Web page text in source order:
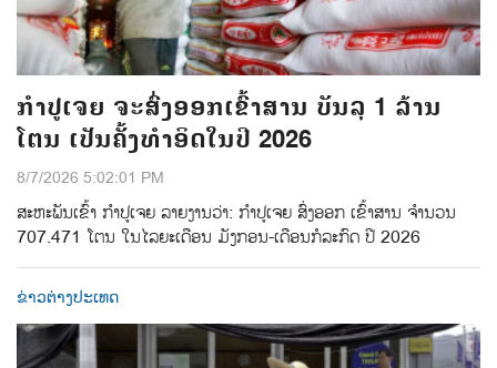
ກຳປູເຈຍ ຈະສົ່ງອອກເຂົ້າສານ ບັນລຸ 1 ລ້ານ
ໂຕນ ເປັນຄັ້ງທຳອິດໃນປີ 2026
8/7/2026 5:02:01 PM
ສະຫະພັນເຂົ້າ ກຳປູເຈຍ ລາຍງານວ່າ: ກໍາປູເຈຍ ສົ່ງອອກ ເຂົ້າສານ ຈຳນວນ
707.471 ໂຕນ ໃນໄລຍະເດືອນ ມັງກອນ-ເດືອນກໍລະກົດ ປີ 2026
ຂ່າວຕ່າງປະເທດ